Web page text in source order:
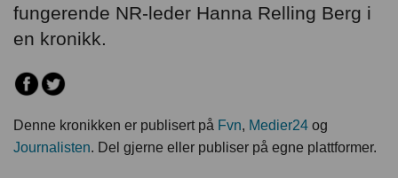
fungerende NR-leder Hanna Relling Berg i
en kronikk.
Denne kronikken er publisert på Fvn, Medier24 og
Journalisten. Del gjerne eller publiser på egne plattformer.